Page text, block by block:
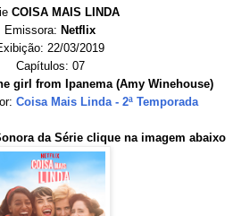
COISA MAIS LINDA
Emissora: Netflix
22/03/2019
Capítulos: 07
girl from Ipanema (Amy Winehouse)
Coisa Mais Linda - 2ª Temporada
da Série clique na imagem abaixo